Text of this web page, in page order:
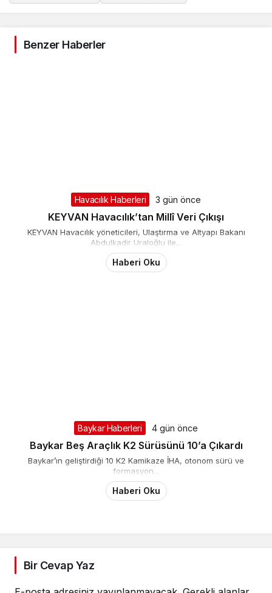
Benzer Haberler
Havacılık Haberleri 3 gün önce
KEYVAN Havacılık’tan Millî Veri Çıkışı
KEYVAN Havacılık yöneticileri, Ulaştırma ve Altyapı Bakanı
Abdulkadir Uraloğlu ile...
Haberi Oku
Baykar Haberleri 4 gün önce
Baykar Beş Araçlık K2 Sürüsünü 10’a Çıkardı
Baykar’ın geliştirdiği 10 K2 Kamikaze İHA, otonom sürü ve
formasyon...
Haberi Oku
Bir Cevap Yaz